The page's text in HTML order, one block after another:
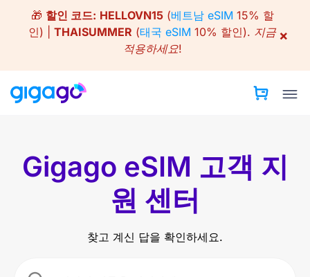
content
🎁 할인 코드: HELLOVN15(베트남 eSIM 15% 할
인) | THAISUMMER (태국 eSIM 10% 할인). 지금
적용하세요!
×
Gigago eSIM 고객 지
원 센터
찾고 계신 답을 확인하세요.